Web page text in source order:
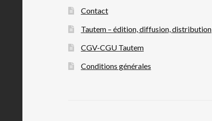
Contact
Tautem – édition, diffusion, distribution
CGV-CGU Tautem
Conditions générales